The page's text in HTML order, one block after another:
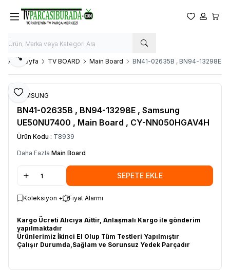
Favorilerim
Hesabım
Ana Sayfa TV BOARD Main Board BN41-02635B , BN94-13298E ,
Favoriye Ekle
Paylaş
SAMSUNG
BN41-02635B , BN94-13298E , Samsung
UE50NU7400 , Main Board , CY-NN050HGAV4H
Ürün Kodu : T8939
Daha Fazla Main Board
SEPETE EKLE
Koleksiyon + Fiyat Alarmı
Kargo Ücreti Alıcıya Aittir, Anlaşmalı Kargo ile gönderim
yapılmaktadır
Ürünlerimiz İkinci El Olup Tüm Testleri Yapılmıştır
Çalışır Durumda,Sağlam ve Sorunsuz Yedek Parçadır